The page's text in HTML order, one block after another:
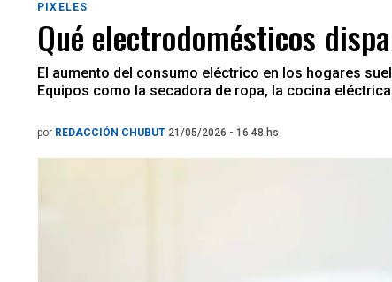
PIXELES
Qué electrodomésticos
El aumento del consumo eléctrico en los hogares
Equipos como la secadora de ropa, la cocina
por REDACCIÓN CHUBUT 21/05/2026 - 16.48.hs